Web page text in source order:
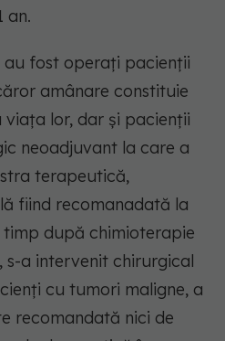
an.
fost operați pacienții
amânare constituie
lor, dar și pacienții
neoadjuvant la care a
terapeutică,
fiind recomanadată la
după chimioterapie
s-a intervenit chirurgical
cu tumori maligne, a
recomandată nici de